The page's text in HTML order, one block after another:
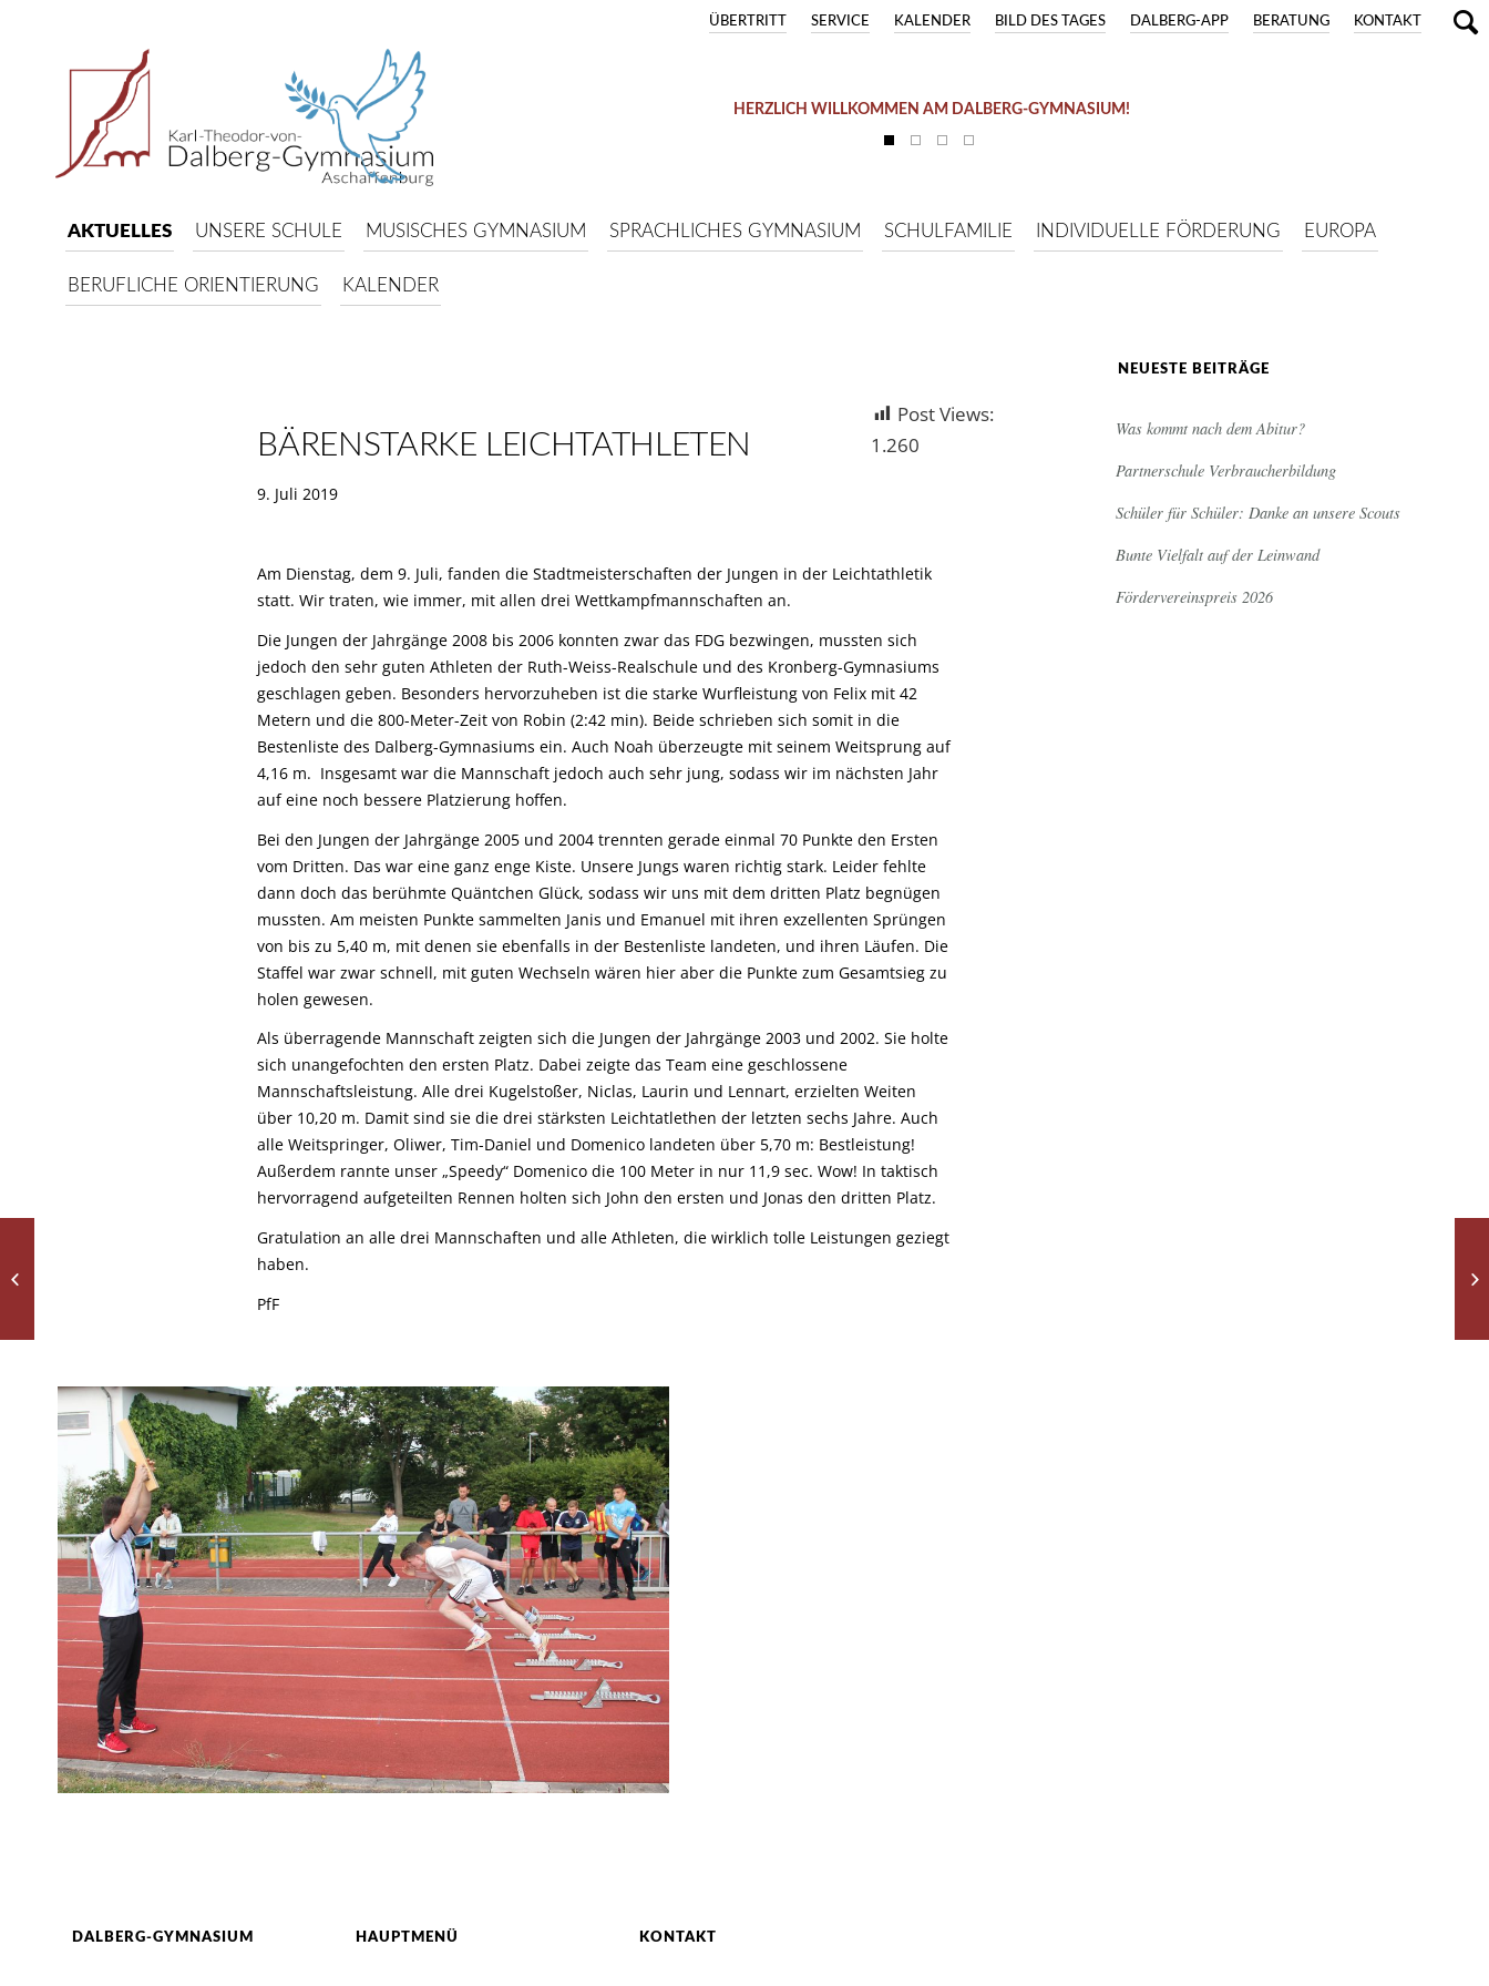
KONTAKT
BERATUNG
DALBERG-APP
BILD DES TAGES
KALENDER
SERVICE
ÜBERTRITT
HERZLICH WILLKOMMEN AM DALBERG-GYMNASIUM!
AKTUELLES UNSERE SCHULE MUSISCHES GYMNASIUM SPRACHLICHES GYMNASIUM SCHULFAMILIE INDIVIDUELLE FÖRDERUNG EUROPA
BERUFLICHE ORIENTIERUNG KALENDER
BÄRENSTARKE LEICHTATHLETEN
9. Juli 2019
Am Dienstag, dem 9. Juli, fanden die Stadtmeisterschaften der Jungen in der Leichtathletik
statt. Wir traten, wie immer, mit allen drei Wettkampfmannschaften an.
Die Jungen der Jahrgänge 2008 bis 2006 konnten zwar das FDG bezwingen, mussten sich
jedoch den sehr guten Athleten der Ruth-Weiss-Realschule und des Kronberg-Gymnasiums
geschlagen geben. Besonders hervorzuheben ist die starke Wurfleistung von Felix mit 42
Metern und die 800-Meter-Zeit von Robin (2:42 min). Beide schrieben sich somit in die
Bestenliste des Dalberg-Gymnasiums ein. Auch Noah überzeugte mit seinem Weitsprung auf
4,16 m. Insgesamt war die Mannschaft jedoch auch sehr jung, sodass wir im nächsten Jahr
auf eine noch bessere Platzierung hoffen.
Bei den Jungen der Jahrgänge 2005 und 2004 trennten gerade einmal 70 Punkte den Ersten
vom Dritten. Das war eine ganz enge Kiste. Unsere Jungs waren richtig stark. Leider fehlte
dann doch das berühmte Quäntchen Glück, sodass wir uns mit dem dritten Platz begnügen
mussten. Am meisten Punkte sammelten Janis und Emanuel mit ihren exzellenten Sprüngen
von bis zu 5,40 m, mit denen sie ebenfalls in der Bestenliste landeten, und ihren Läufen. Die
Staffel war zwar schnell, mit guten Wechseln wären hier aber die Punkte zum Gesamtsieg zu
holen gewesen.
Als überragende Mannschaft zeigten sich die Jungen der Jahrgänge 2003 und 2002. Sie holte
sich unangefochten den ersten Platz. Dabei zeigte das Team eine geschlossene
Mannschaftsleistung. Alle drei Kugelstoßer, Niclas, Laurin und Lennart, erzielten Weiten
über 10,20 m. Damit sind sie die drei stärksten Leichtatlethen der letzten sechs Jahre. Auch
alle Weitspringer, Oliwer, Tim-Daniel und Domenico landeten über 5,70 m: Bestleistung!
Außerdem rannte unser „Speedy“ Domenico die 100 Meter in nur 11,9 sec. Wow! In taktisch
hervorragend aufgeteilten Rennen holten sich John den ersten und Jonas den dritten Platz.
Gratulation an alle drei Mannschaften und alle Athleten, die wirklich tolle Leistungen geziegt
haben.
PfF
Post Views:
1.260
NEUESTE BEITRÄGE
Was kommt nach dem Abitur?
Partnerschule Verbraucherbildung
Schüler für Schüler: Danke an unsere Scouts
Bunte Vielfalt auf der Leinwand
Fördervereinspreis 2026
DALBERG-GYMNASIUM HAUPTMENÜ KONTAKT